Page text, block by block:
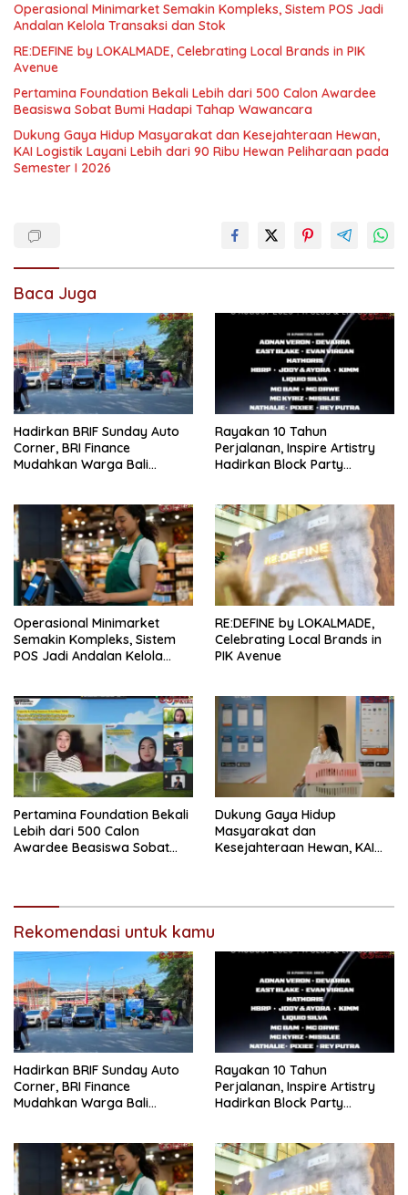
Operasional Minimarket Semakin Kompleks, Sistem POS Jadi
Andalan Kelola Transaksi dan Stok
RE:DEFINE by LOKALMADE, Celebrating Local Brands in PIK
Avenue
Pertamina Foundation Bekali Lebih dari 500 Calon Awardee
Beasiswa Sobat Bumi Hadapi Tahap Wawancara
Dukung Gaya Hidup Masyarakat dan Kesejahteraan Hewan,
KAI Logistik Layani Lebih dari 90 Ribu Hewan Peliharaan pada
Semester I 2026
Baca Juga
Hadirkan BRIF Sunday Auto
Corner, BRI Finance
Mudahkan Warga Bali
Rayakan 10 Tahun
Perjalanan, Inspire Artistry
Hadirkan Block Party
Operasional Minimarket
Semakin Kompleks, Sistem
POS Jadi Andalan Kelola
RE:DEFINE by LOKALMADE,
Celebrating Local Brands in
PIK Avenue
Pertamina Foundation Bekali
Lebih dari 500 Calon
Awardee Beasiswa Sobat
Dukung Gaya Hidup
Masyarakat dan
Kesejahteraan Hewan, KAI
Rekomendasi untuk kamu
Hadirkan BRIF Sunday Auto
Corner, BRI Finance
Mudahkan Warga Bali
Rayakan 10 Tahun
Perjalanan, Inspire Artistry
Hadirkan Block Party